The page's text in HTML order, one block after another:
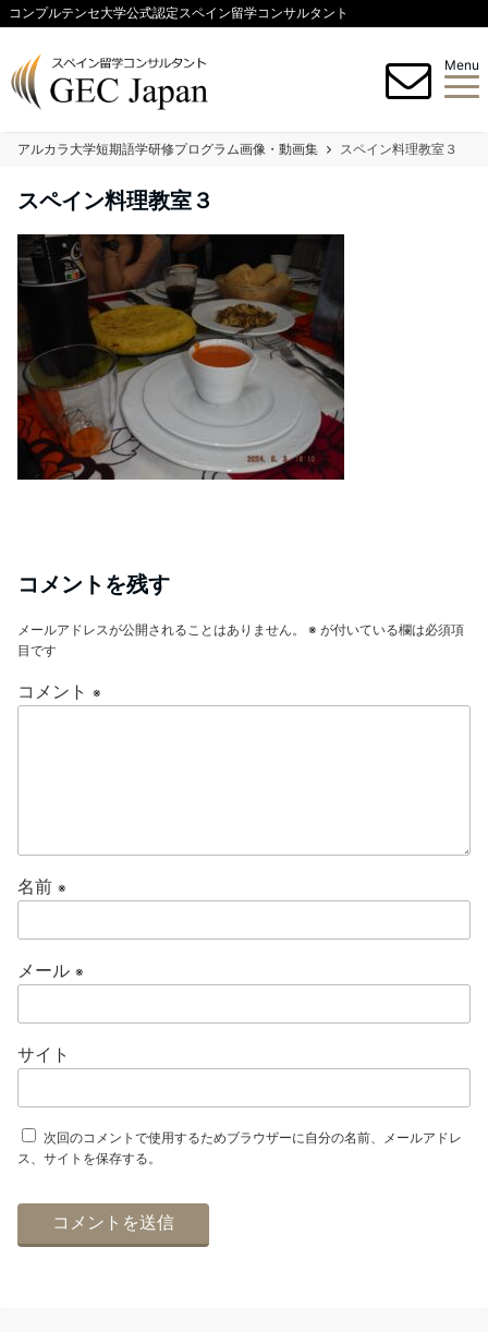
コンプルテンセ大学公式認定スペイン留学コンサルタント
Menu
アルカラ大学短期語学研修プログラム画像・動画集 スペイン料理教室３
スペイン料理教室３
コメントを残す
メールアドレスが公開されることはありません。 ※ が付いている欄は必須項
目です
コメント ※
名前 ※
メール ※
サイト
次回のコメントで使用するためブラウザーに自分の名前、メールアドレ
ス、サイトを保存する。